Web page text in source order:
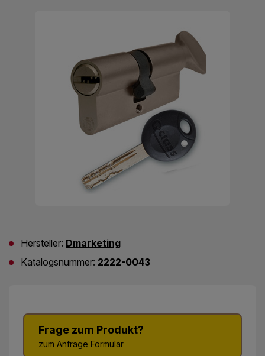
Frage zum Produkt?
zum Anfrage Formular
Hersteller: Dmarketing
Katalogsnummer: 2222-0043